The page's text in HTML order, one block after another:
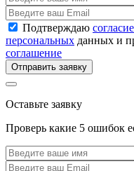
Подтверждаю
персональных данных и
соглашение
Отправить заявку
Оставьте заявку
Проверь какие 5 ошибок